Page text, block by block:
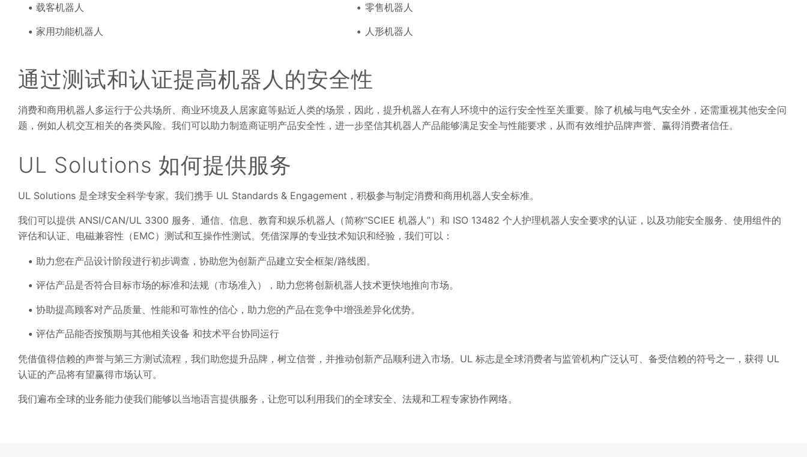
载客机器人
家用功能机器人
零售机器人
人形机器人
通过测试和认证提高机器人的安全性
消费和商用机器人多运行于公共场所、商业环境及人居家庭等贴近人类的场景，因此，提升机器人在有人环境中的运行安全性至关重要。除了机械与电气安全外，还需重视其他安全问
题，例如人机交互相关的各类风险。我们可以助力制造商证明产品安全性，进一步坚信其机器人产品能够满足安全与性能要求，从而有效维护品牌声誉、赢得消费者信任。
UL Solutions 如何提供服务
UL Solutions 是全球安全科学专家。我们携手 UL Standards & Engagement，积极参与制定消费和商用机器人安全标准。
我们可以提供 ANSI/CAN/UL 3300 服务、通信、信息、教育和娱乐机器人（简称“SCIEE 机器人”）和 ISO 13482 个人护理机器人安全要求的认证，以及功能安全服务、使用组件的
评估和认证、电磁兼容性（EMC）测试和互操作性测试。凭借深厚的专业技术知识和经验，我们可以：
助力您在产品设计阶段进行初步调查，协助您为创新产品建立安全框架/路线图。
评估产品是否符合目标市场的标准和法规（市场准入），助力您将创新机器人技术更快地推向市场。
协助提高顾客对产品质量、性能和可靠性的信心，助力您的产品在竞争中增强差异化优势。
评估产品能否按预期与其他相关设备 和技术平台协同运行
凭借值得信赖的声誉与第三方测试流程，我们助您提升品牌，树立信誉，并推动创新产品顺利进入市场。UL 标志是全球消费者与监管机构广泛认可、备受信赖的符号之一，获得 UL
认证的产品将有望赢得市场认可。
我们遍布全球的业务能力使我们能够以当地语言提供服务，让您可以利用我们的全球安全、法规和工程专家协作网络。